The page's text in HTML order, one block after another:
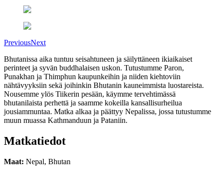
PreviousNext
Bhutanissa aika tuntuu seisahtuneen ja säilyttäneen ikiaikaiset
perinteet ja syvän buddhalaisen uskon. Tutustumme Paron,
Punakhan ja Thimphun kaupunkeihin ja niiden kiehtoviin
nähtävyyksiin sekä joihinkin Bhutanin kauneimmista luostareista.
Nousemme ylös Tiikerin pesään, käymme tervehtimässä
bhutanilaista perhettä ja saamme kokeilla kansallisurheilua
jousiammuntaa. Matka alkaa ja päättyy Nepalissa, jossa tutustumme
muun muassa Kathmanduun ja Pataniin.
Matkatiedot
Maat: Nepal, Bhutan